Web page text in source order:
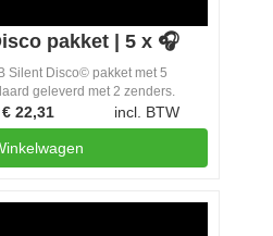
pakket | 5 x 🎧
Silent Disco© pakket met 5
geleverd met 2 zenders.
€ 22,31 incl. BTW